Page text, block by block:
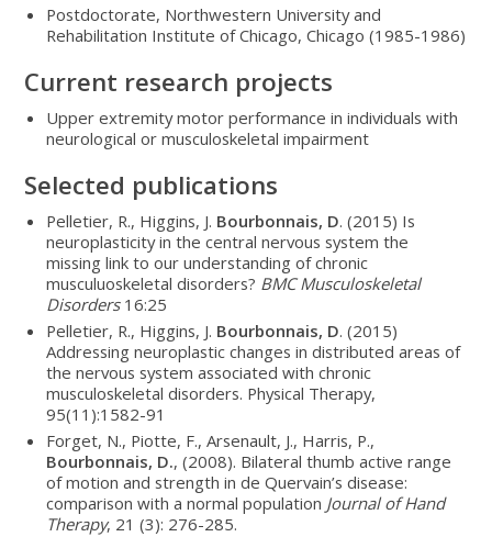
Postdoctorate, Northwestern University and
Rehabilitation Institute of Chicago, Chicago (1985-1986)
Current research projects
Upper extremity motor performance in individuals with
neurological or musculoskeletal impairment
Selected publications
Pelletier, R., Higgins, J. Bourbonnais, D. (2015) Is
neuroplasticity in the central nervous system the
missing link to our understanding of chronic
musculuoskeletal disorders? BMC Musculoskeletal
Disorders16:25
Pelletier, R., Higgins, J. Bourbonnais, D. (2015)
Addressing neuroplastic changes in distributed areas of
the nervous system associated with chronic
musculoskeletal disorders. Physical Therapy,
95(11):1582-91
Forget, N., Piotte, F., Arsenault, J., Harris, P.,
Bourbonnais, D., (2008). Bilateral thumb active range
of motion and strength in de Quervain’s disease:
comparison with a normal population Journal of Hand
Therapy, 21 (3): 276-285.